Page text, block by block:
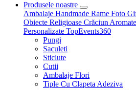
Produsele noastre
Ambalaje Handmade Rame Foto
Obiecte Religioase Crăciun
Personalizate TopEvents360
Pungi
Saculeti
Sticlute
Cutii
Ambalaje Flori
Tiple Cu Clapeta Adeziva